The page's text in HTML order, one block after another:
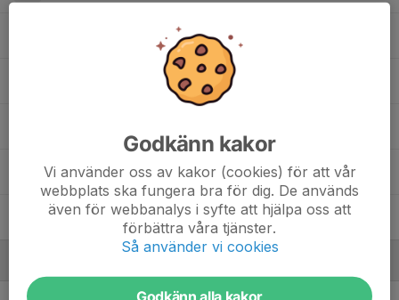
18. Rayan Abou Hamra
10. Tilda Idermark
7. Wilma Flood
Godkänn kakor
Vi använder oss av kakor (cookies) för att vår
webbplats ska fungera bra för dig. De används
även för webbanalys i syfte att hjälpa oss att
förbättra våra tjänster.
Så använder vi cookies
Godkänn alla kakor